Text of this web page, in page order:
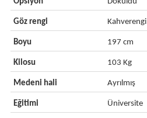
Göz rengi Kahverengi
Boyu 197 cm
Kilosu 103 Kg
Medeni hali Ayrılmış
Eğitimi Üniversite